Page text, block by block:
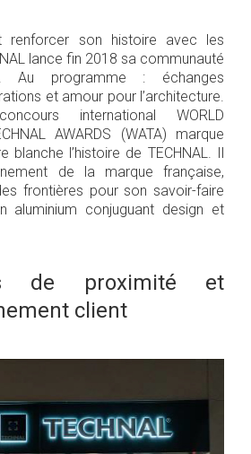
renforcer son histoire avec les
lance fin 2018 sa communauté
programme : échanges
et amour pour l’architecture.
international WORLD
AWARDS (WATA) marque
blanche l’histoire de TECHNAL. Il
de la marque française,
frontières pour son savoir-faire
aluminium conjuguant design et
proximité et
client